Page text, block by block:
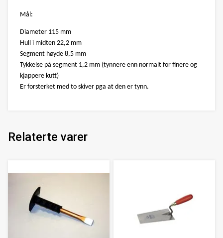
Mål:
Diameter 115 mm
Hull i midten 22,2 mm
Segment høyde 8,5 mm
Tykkelse på segment 1,2 mm (tynnere enn normalt for finere og
kjappere kutt)
Er forsterket med to skiver pga at den er tynn.
Relaterte varer